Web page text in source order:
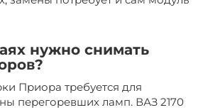
нужно снимать
Приора требуется для
перегоревших ламп. ВАЗ 2170